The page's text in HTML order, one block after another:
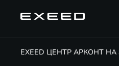
EXEED ЦЕНТР АРКОНТ